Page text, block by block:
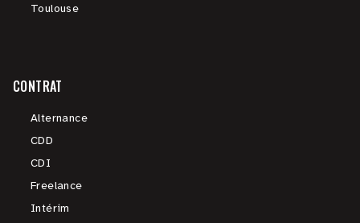
Toulouse
CONTRAT
Alternance
CDD
CDI
Freelance
Intérim